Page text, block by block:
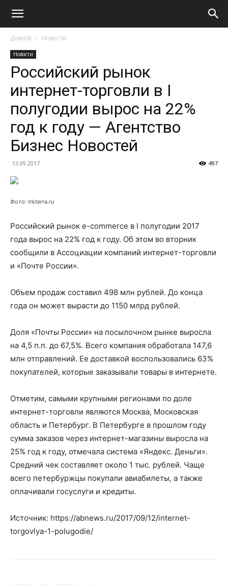
Домой Новости
Новости
Российский рынок
интернет-торговли в I
полугодии вырос на 22%
год к году — Агентство
Бизнес Новостей
13.09.2017 497
Фото: trkterra.ru
Российский рынок e-commerce в I полугодии 2017
года вырос на 22% год к году. Об этом во вторник
сообщили в Ассоциации компаний интернет-торговли
и «Почте России».
Объем продаж составил 498 млн рублей. До конца
года он может вырасти до 1150 млрд рублей.
Доля «Почты России» на посылочном рынке выросла
на 4,5 п.п. до 67,5%. Всего компания обработала 147,6
млн отправлений. Ее доставкой воспользовались 63%
покупателей, которые заказывали товары в интернете.
Отметим, самыми крупными регионами по доле
интернет-торговли являются Москва, Московская
область и Петербург. В Петербурге в прошлом году
сумма заказов через интернет-магазины выросла на
25% год к году, отмечала система «Яндекс. Деньги».
Средний чек составляет около 1 тыс. рублей. Чаще
всего петербуржцы покупали авиабилеты, а также
оплачивали госуслуги и кредиты.
Источник: https://abnews.ru/2017/09/12/internet-
torgovlya-1-polugodie/